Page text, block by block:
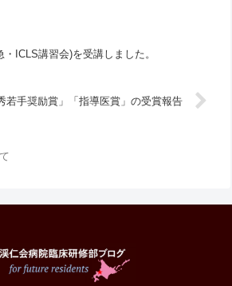
ICLS講習会)を受講しました。
若手奨励賞」「指導医賞」の受賞報告